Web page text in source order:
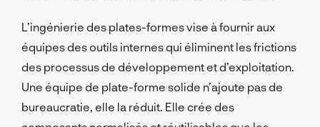
L’ingénierie des plates-formes vise à fournir aux
équipes des outils internes qui éliminent les frictions
des processus de développement et d’exploitation.
Une équipe de plate-forme solide n’ajoute pas de
bureaucratie, elle la réduit. Elle crée des